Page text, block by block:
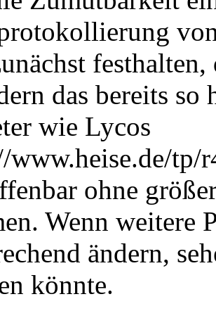
das bereits so
wie Lycos
www.heise.de/
ohne
Wenn weitere
ändern,
könnte.